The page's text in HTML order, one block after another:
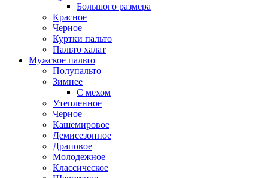
Большого размера
Красное
Черное
Куртки пальто
Пальто халат
Мужское пальто
Полупальто
Зимнее
С мехом
Утепленное
Черное
Кашемировое
Демисезонное
Драповое
Молодежное
Классическое